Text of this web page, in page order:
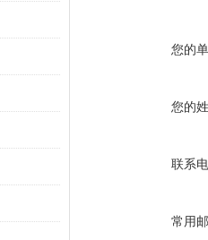
您的
您的
联系
常用